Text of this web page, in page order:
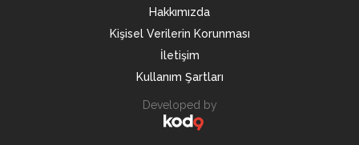
Hakkımızda
Kişisel Verilerin Korunması
İletişim
Kullanım Şartları
Developed by